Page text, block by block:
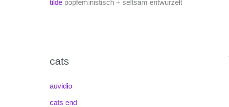
tilde popfeministisch + seltsam entwurzelt
cats
auvidio
cats end